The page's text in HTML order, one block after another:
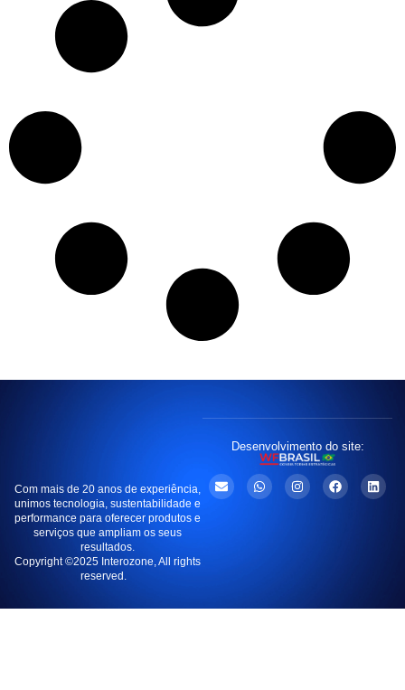
Com mais de 20 anos de experiência,
unimos tecnologia, sustentabilidade e
performance para oferecer produtos e
serviços que ampliam os seus
resultados.
Copyright ©2025 Interozone, All rights
reserved.
Desenvolvimento do site: